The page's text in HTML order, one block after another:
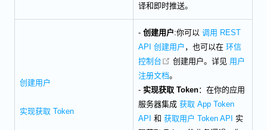
译和即时推送。
创建用户
实现获取 Token
- 创建用户:你可以 调用 REST
API 创建用户 ，也可以在 环信
控制台
open in new window
创建用户。详见 用户
注册文档。
- 实现获取 Token：在你的应用
服务器集成 获取 App Token
API 和 获取用户 Token API
实